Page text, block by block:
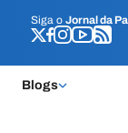
Siga o Jornal da
Blogs
Siga o Jornal da